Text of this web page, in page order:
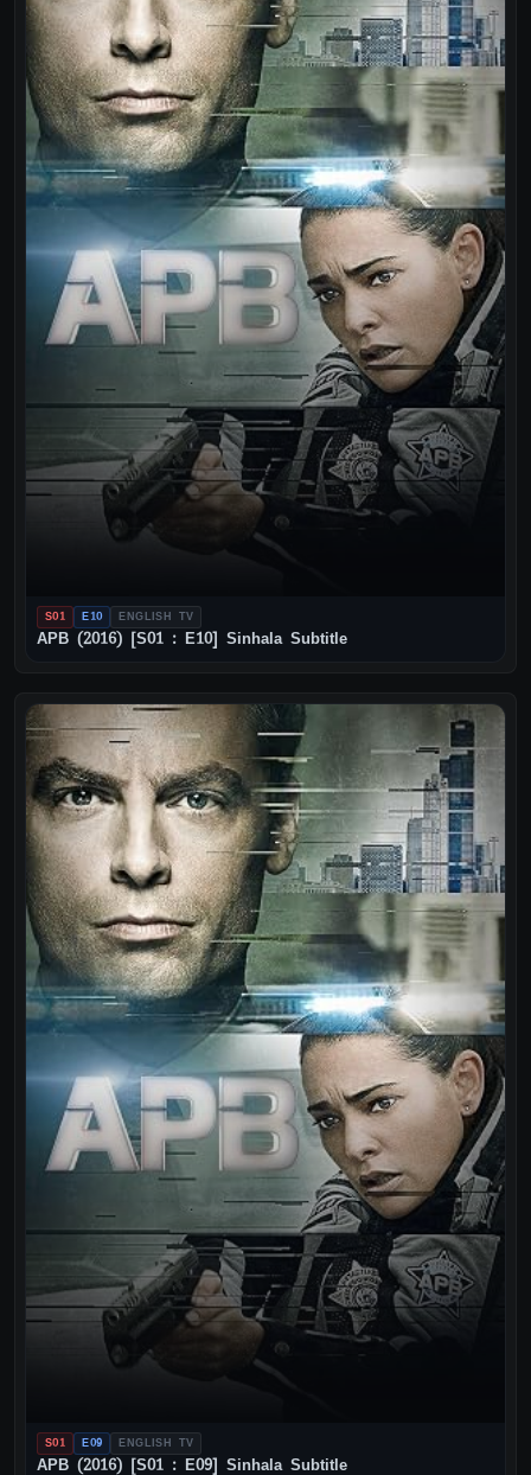
S01 E10 ENGLISH TV
APB (2016) [S01 : E10] Sinhala Subtitle
S01 E09 ENGLISH TV
APB (2016) [S01 : E09] Sinhala Subtitle